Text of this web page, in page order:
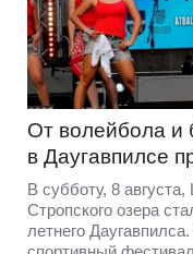
От волейбола и
в Даугавпилсе
В субботу, 8
Стропского озера
летнего